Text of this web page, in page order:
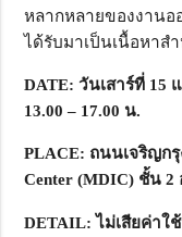
หลากหลายของงาน
ได้รับมาเป็นเนื้อหาส
DATE:วันเสาร์ที่ 15
13.00 – 17.00 น.
PLACE: ถนนเจริญก
Center (MDIC) ชั้น 2
DETAIL:ไม่เสียค่าใ